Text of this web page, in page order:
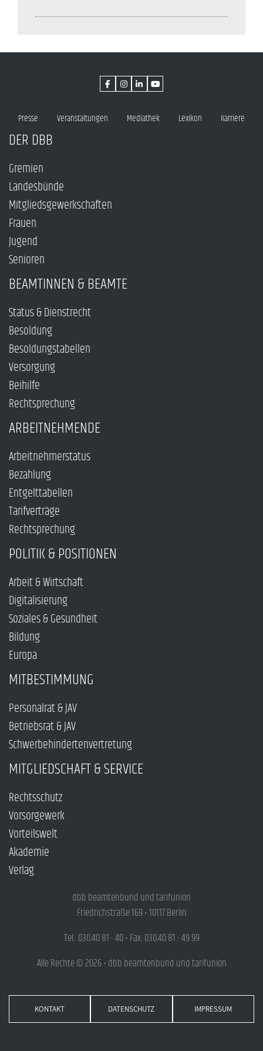
Presse Veranstaltungen Mediathek Lexikon Karriere
DER DBB
Gremien
Landesbünde
Mitgliedsgewerkschaften
Frauen
Jugend
Senioren
BEAMTINNEN & BEAMTE
Status & Dienstrecht
Besoldung
Besoldungstabellen
Versorgung
Beihilfe
Rechtsprechung
ARBEITNEHMENDE
Arbeitnehmerstatus
Bezahlung
Entgelttabellen
Tarifverträge
Rechtsprechung
POLITIK & POSITIONEN
Arbeit & Wirtschaft
Digitalisierung
Soziales & Gesundheit
Bildung
Europa
MITBESTIMMUNG
Personalrat & JAV
Betriebsrat & JAV
Schwerbehindertenvertretung
MITGLIEDSCHAFT & SERVICE
Rechtsschutz
Vorsorgewerk
Vorteilswelt
Akademie
Verlag
dbb beamtenbund und tarifunion
Friedrichstraße 169 • 10117 Berlin
Tel.: 030.40 81 - 40 • Fax: 030.40 81 - 49 99
Alle Rechte © 2026 • dbb beamtenbund und tarifunion
KONTAKT DATENSCHUTZ IMPRESSUM